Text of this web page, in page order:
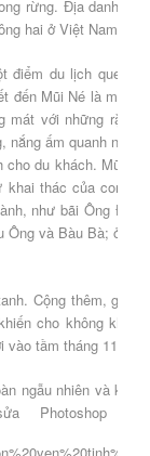
rừng. Địa danh
hai ở Việt Nam.
điểm du lịch quen
đến Mũi Né là một
mát với những rặng
nắng ấm quanh năm,
du khách. Mũi
thác của con
như bãi Ông Ðịa,
và Bàu Bà; ở
Cộng thêm, gió
cho không khí
tầm tháng 11.
ngẫu nhiên và
Photoshop